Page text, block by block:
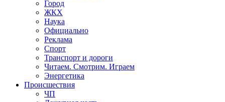
Город
ЖКХ
Наука
Официально
Реклама
Спорт
Транспорт и дороги
Читаем. Смотрим. Играем
Энергетика
Происшествия
ЧП